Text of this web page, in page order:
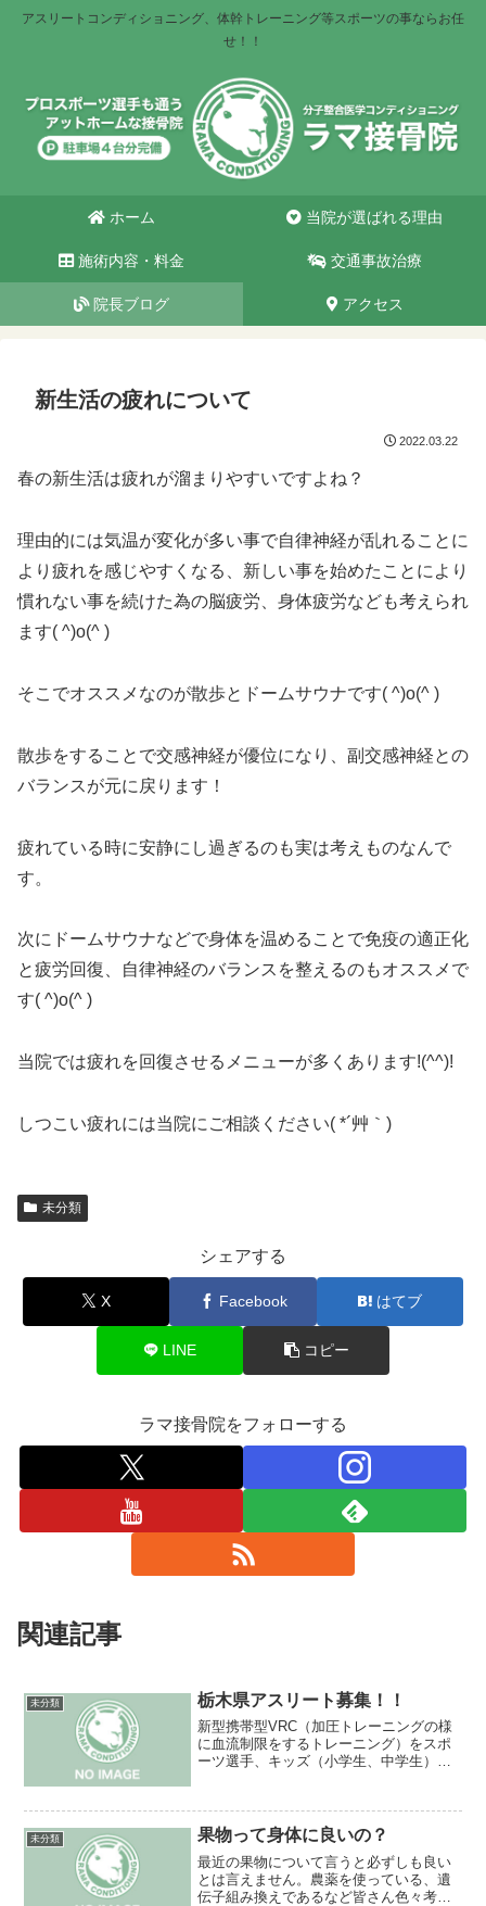
アスリートコンディショニング、体幹トレーニング等スポーツの事ならお任
せ！！
ホーム 当院が選ばれる理由
施術内容・料金 交通事故治療
院長ブログ アクセス
新生活の疲れについて
2022.03.22
春の新生活は疲れが溜まりやすいですよね？
理由的には気温が変化が多い事で自律神経が乱れることに
より疲れを感じやすくなる、新しい事を始めたことにより
慣れない事を続けた為の脳疲労、身体疲労なども考えられ
ます( ^)o(^ )
そこでオススメなのが散歩とドームサウナです( ^)o(^ )
散歩をすることで交感神経が優位になり、副交感神経との
バランスが元に戻ります！
疲れている時に安静にし過ぎるのも実は考えものなんで
す。
次にドームサウナなどで身体を温めることで免疫の適正化
と疲労回復、自律神経のバランスを整えるのもオススメで
す( ^)o(^ )
当院では疲れを回復させるメニューが多くあります!(^^)!
しつこい疲れには当院にご相談ください( *´艸｀)
未分類
シェアする
X Facebook はてブ
LINE コピー
ラマ接骨院をフォローする
関連記事
未分類 栃木県アスリート募集！！
新型携帯型VRC（加圧トレーニングの様
に血流制限をするトレーニング）をスポ
ーツ選手、キッズ（小学生、中学生）の
プ、成長ホルモンの分泌アップなど多く
を期待できるこのトレーニ...
未分類 果物って身体に良いの？
最近の果物について言うと必ずしも良い
とは言えません。農薬を使っている、遺
伝子組み換えであるなど皆さん色々考え